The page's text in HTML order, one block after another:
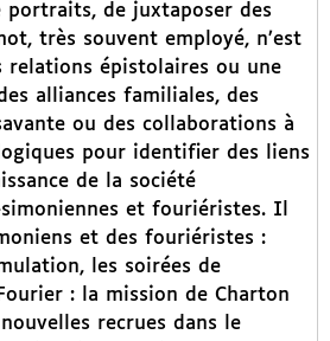
portraits, de juxtaposer des
très souvent employé, n’est
relations épistolaires ou une
alliances familiales, des
ou des collaborations à
pour identifier des liens
de la société
et fouriéristes. Il
et des fouriéristes :
les soirées de
: la mission de Charton
recrues dans le